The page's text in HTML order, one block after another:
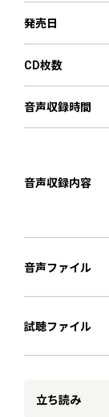
発売日
CD枚数
音声収録時間
音声収録内容
音声ファイル
試聴ファイル
立ち読み